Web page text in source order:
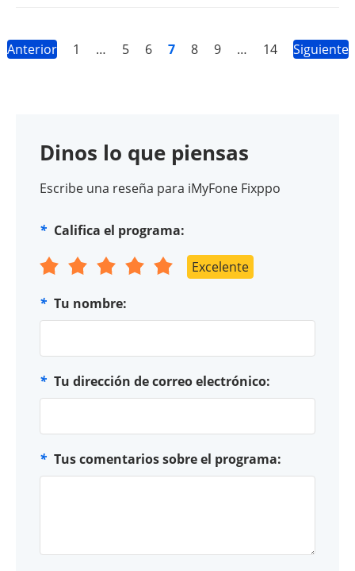
Anterior 1 … 5 6 7 8 9 … 14 Siguiente
Dinos lo que piensas
Escribe una reseña para iMyFone Fixppo
* Califica el programa:
Excelente
* Tu nombre:
* Tu dirección de correo electrónico:
* Tus comentarios sobre el programa: